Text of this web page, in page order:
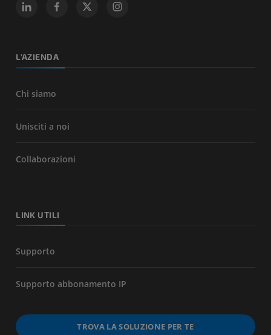
L'AZIENDA
Chi siamo
Unisciti a noi
Collaborazioni
LINK UTILI
Supporto
Supporto abbonamento IP
TROVA LA SOLUZIONE PER TE